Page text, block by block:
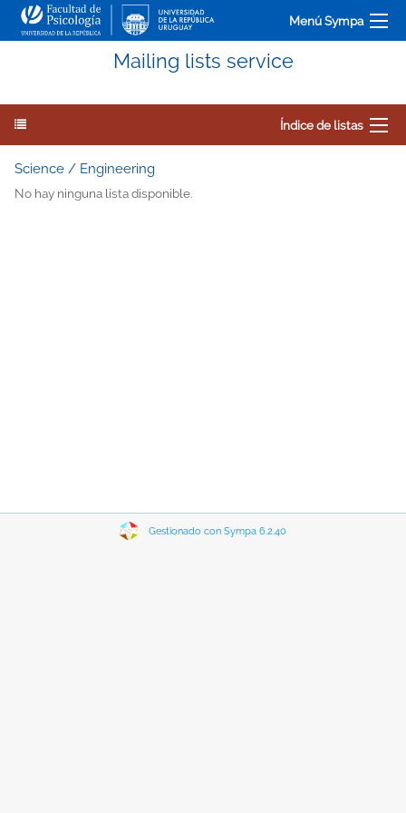
Menú Sympa
Mailing lists service
Índice de listas
Science / Engineering
No hay ninguna lista disponible.
Gestionado con Sympa 6.2.40